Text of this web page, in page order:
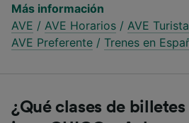
Más información
AVE / AVE Horarios / AVE
AVE Preferente / Trenes en
¿Qué clases de billetes